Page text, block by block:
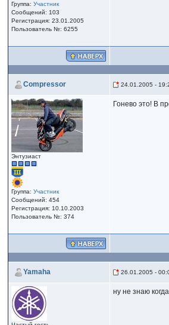
Группа:Участник
Сообщений: 103
Регистрация: 23.01.2005
Пользователь №: 6255
Compressor 24.01.2005 -
Энтузиаст
Группа:Участник
Сообщений: 454
Регистрация: 10.10.2003
Пользователь №: 374
Гонево это! В
Yamaha 26.01.2005 -
ну не знаю